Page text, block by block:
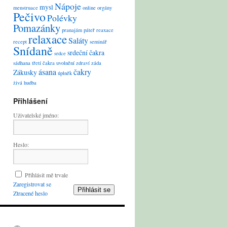
menstruace myslNápoje online orgány
PečivoPolévky
Pomazánky pranajám páteř reaxace
recept relaxaceSaláty seminář
Snídaně srdce srdeční čakra
sádhana třetí čakra uvolnění zdraví záda
Zákuskyásana úplněk čakry
živá hudba
Přihlášení
Uživatelské jméno:
Heslo:
Přihlásit mě trvale
Přihlásit se
Zaregistrovat se
Ztracené heslo